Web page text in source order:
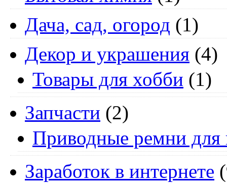
Дача, сад, огород (1)
Декор и украшения (4)
Товары для хобби (1)
Запчасти (2)
Приводные ремни для
Заработок в интернете